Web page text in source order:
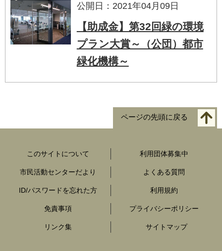
公開日：2021年04月09日
【助成金】第32回緑の環境
プラン大賞～（公団）都市
緑化機構～
ページの先頭に戻る
このサイトについて 利用団体募集中
市民活動センターだより よくある質問
ID/パスワードを忘れた方 利用規約
免責事項 プライバシーポリシー
リンク集 サイトマップ